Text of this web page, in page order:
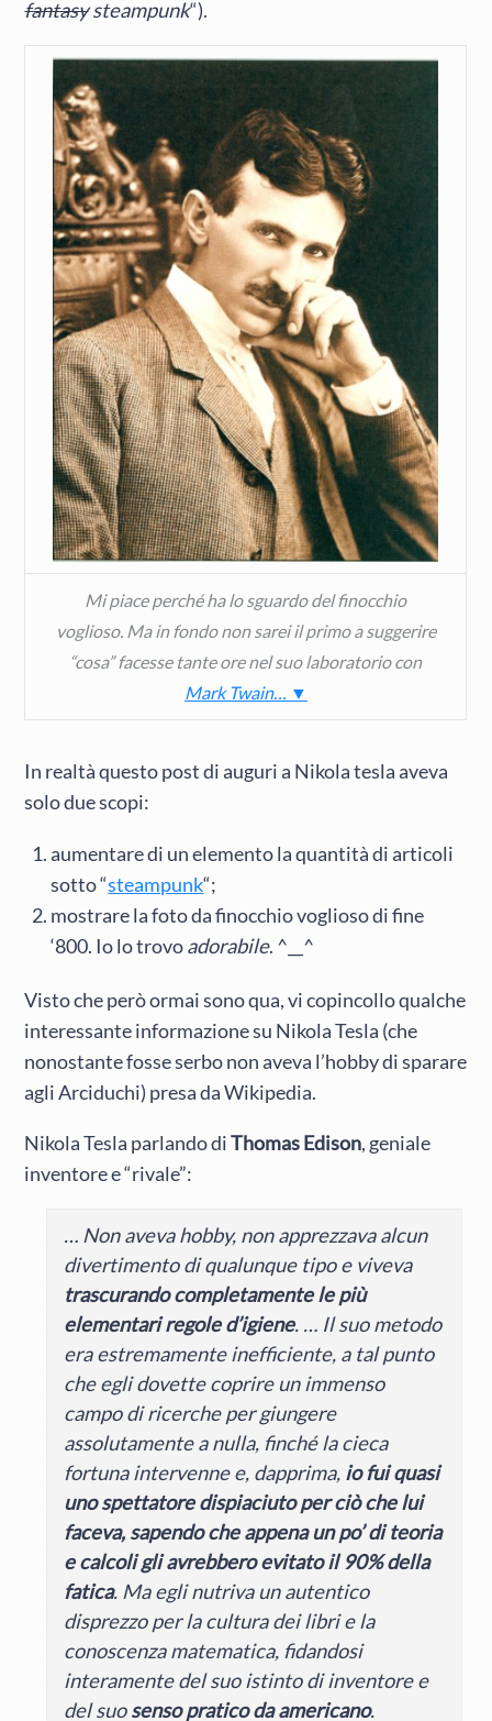
fantasysteampunk“).
Mi piace perché ha lo sguardo del finocchio
voglioso. Ma in fondo non sarei il primo a suggerire
“cosa” facesse tante ore nel suo laboratorio con
Mark Twain… ▼
In realtà questo post di auguri a Nikola tesla aveva
solo due scopi:
aumentare di un elemento la quantità di articoli
sotto “steampunk“;
mostrare la foto da finocchio voglioso di fine
‘800. Io lo trovoadorabile. ^__^
Visto che però ormai sono qua, vi copincollo qualche
interessante informazione su Nikola Tesla (che
nonostante fosse serbo non aveva l’hobby di sparare
agli Arciduchi) presa da Wikipedia.
Nikola Tesla parlando diThomas Edison, geniale
inventore e “rivale”:
… Non aveva hobby, non apprezzava alcun
divertimento di qualunque tipo e viveva
trascurando completamente le più
elementari regole d’igiene. … Il suo metodo
era estremamente inefficiente, a tal punto
che egli dovette coprire un immenso
campo di ricerche per giungere
assolutamente a nulla, finché la cieca
fortuna intervenne e, dapprima, io fui quasi
uno spettatore dispiaciuto per ciò che lui
faceva, sapendo che appena un po’ di teoria
e calcoli gli avrebbero evitato il 90% della
fatica. Ma egli nutriva un autentico
disprezzo per la cultura dei libri e la
conoscenza matematica, fidandosi
interamente del suo istinto di inventore e
del suosenso pratico da americano.